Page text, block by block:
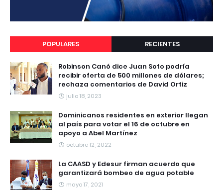
POPULARES RECIENTES
Robinson Canó dice Juan Soto podría
recibir oferta de 500 millones de dólares;
rechaza comentarios de David Ortiz
julio 18, 2023
Dominicanos residentes en exterior llegan
al país para votar el 16 de octubre en
apoyo a Abel Martínez
octubre 12, 2022
La CAASD y Edesur firman acuerdo que
garantizará bombeo de agua potable
mayo 17, 2021